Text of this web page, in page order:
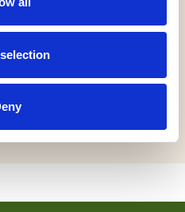
korting